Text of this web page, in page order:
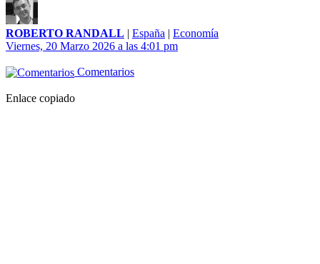
ROBERTO RANDALL | España | Economía
Viernes, 20 Marzo 2026 a las 4:01 pm
Comentarios
Enlace copiado